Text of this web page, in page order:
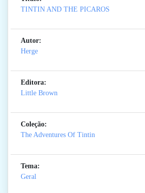
TINTIN AND THE PICAROS
Autor:
Herge
Editora:
Little Brown
Coleção:
The Adventures Of Tintin
Tema:
Geral